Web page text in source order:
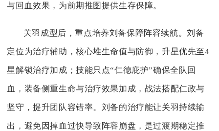
与回血效果，为前期推图提供生存保障。
关羽成型后，重点培养刘备保障阵容续航。刘备
定位为治疗辅助，核心堆生命值与防御，升星优先至4
星解锁治疗加成；技能只点“仁德庇护”确保全队回
血，装备侧重生命与治疗效果加成，战法搭配仁政与
坚守，提升团队容错率。刘备的治疗能让关羽持续输
出，避免因掉血过快导致阵容崩盘，是过渡期稳定推